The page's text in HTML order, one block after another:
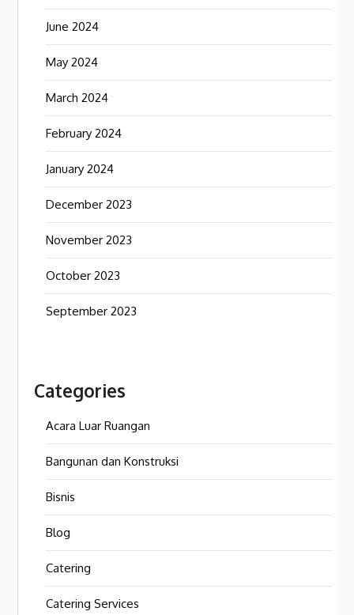
June 2024
May 2024
March 2024
February 2024
January 2024
December 2023
November 2023
October 2023
September 2023
Categories
Acara Luar Ruangan
Bangunan dan Konstruksi
Bisnis
Blog
Catering
Catering Services